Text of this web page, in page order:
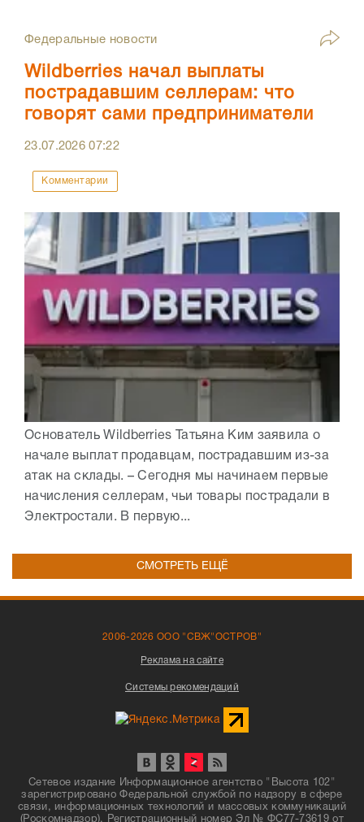
Федеральные новости
Wildberries начал выплаты
пострадавшим селлерам: что
говорят сами предприниматели
23.07.202607:22
Комментарии
Основатель Wildberries Татьяна Ким заявила о
начале выплат продавцам, пострадавшим из-за
атак на склады. – Сегодня мы начинаем первые
начисления селлерам, чьи товары пострадали в
Электростали. В первую...
СМОТРЕТЬ ЕЩЁ
2006-2026 ООО "СВЖ"ОСТРОВ"
Реклама на сайте
Системы рекомендаций
Сетевое издание Информационное агентство "Высота 102"
зарегистрировано Федеральной службой по надзору в сфере
связи, информационных технологий и массовых коммуникаций
(Роскомнадзор). Регистрационный номер Эл № ФС77-73619 от